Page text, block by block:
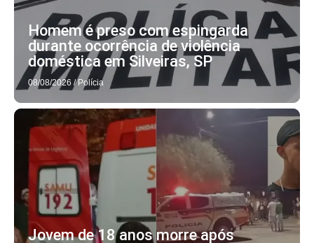
Homem é preso com espingarda
durante ocorrência de violência
doméstica em Silveiras, SP
08/08/2026 / Polícia
Jovem de 18 anos morre após